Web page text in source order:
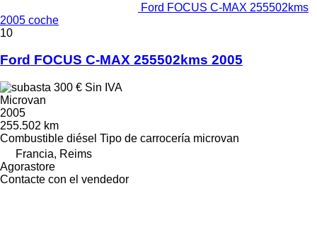
Ford FOCUS C-MAX 255502kms
2005 coche
10
Ford FOCUS C-MAX 255502kms 2005
300 € Sin IVA
Microvan
2005
255.502 km
Combustible diésel Tipo de carrocería microvan
Francia, Reims
Agorastore
Contacte con el vendedor